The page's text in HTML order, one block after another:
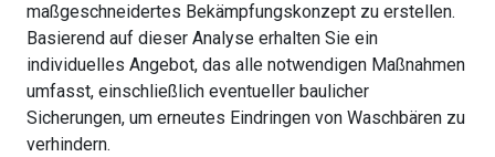
maßgeschneidertes Bekämpfungskonzept zu erstellen.
Basierend auf dieser Analyse erhalten Sie ein
individuelles Angebot, das alle notwendigen Maßnahmen
umfasst, einschließlich eventueller baulicher
Sicherungen, um erneutes Eindringen von Waschbären zu
verhindern.